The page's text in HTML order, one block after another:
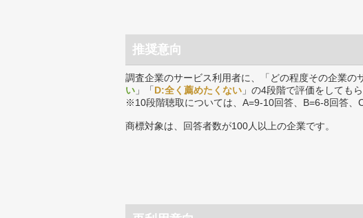
推奨意向
調査企業のサービス利用者に、「どの程度その企業の
い 」「D:全く薦めたくない 」の4段階で評価をしても
※10段階聴取については、A=9-10回答、B=6-8回答、
商標対象は、回答者数が100人以上の企業です。